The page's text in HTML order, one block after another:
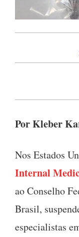
Por Kleber
Nos Estados
Internal
ao Conselho
Brasil,
especialistas